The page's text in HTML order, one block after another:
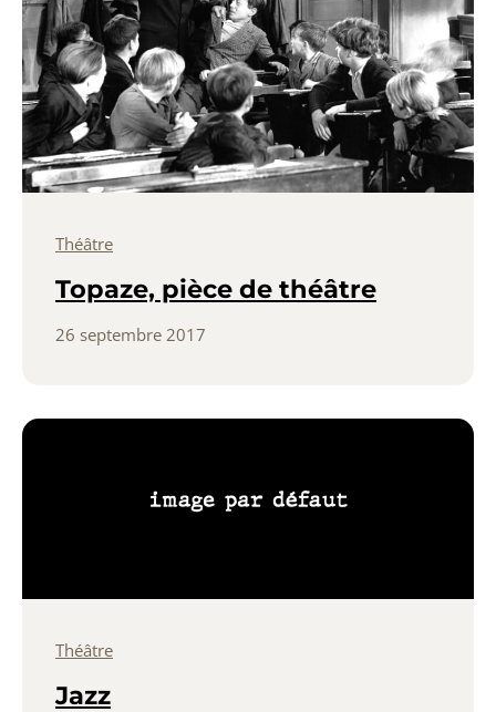
Théâtre
Topaze, pièce de théâtre
26 septembre 2017
Théâtre
Jazz